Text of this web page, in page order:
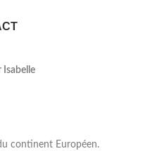
Isabelle
continent Européen.